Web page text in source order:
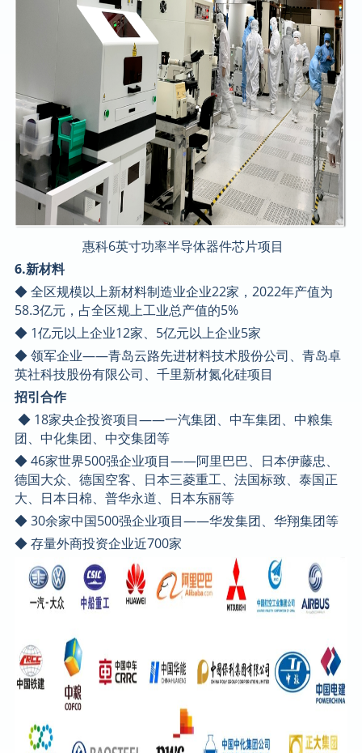
惠科6英寸功率半导体器件芯片项目
6.新材料
◆ 全区规模以上新材料制造业企业22家，2022年产值为
58.3亿元，占全区规上工业总产值的5%
◆ 1亿元以上企业12家、5亿元以上企业5家
◆ 领军企业——青岛云路先进材料技术股份公司、青岛卓
英社科技股份有限公司、千里新材氮化硅项目
招引合作
◆ 18家央企投资项目——一汽集团、中车集团、中粮集
团、中化集团、中交集团等
◆ 46家世界500强企业项目——阿里巴巴、日本伊藤忠、
德国大众、德国空客、日本三菱重工、法国标致、泰国正
大、日本日棉、普华永道、日本东丽等
◆ 30余家中国500强企业项目——华发集团、华翔集团等
◆ 存量外商投资企业近700家